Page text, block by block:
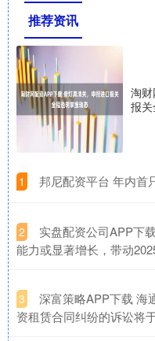
推荐资讯
淘
报
1 邦尼配资平台 年内首
2
实盘配资公司APP下
能力或显著增长，带动
3
深富策略APP下载 海
资租赁合同纠纷的诉讼将